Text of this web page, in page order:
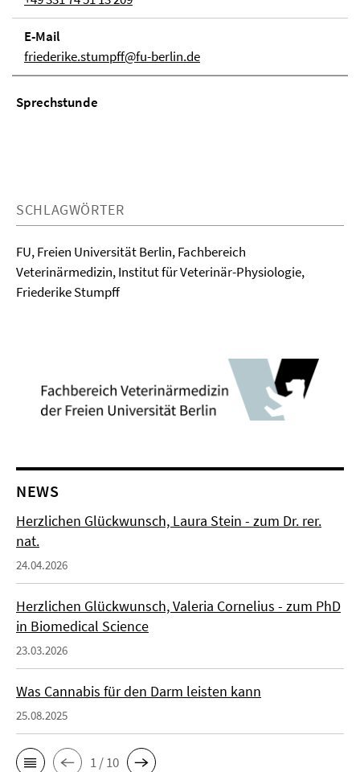
E-Mail
friederike.stumpff@fu-berlin.de
Sprechstunde
SCHLAGWÖRTER
FU, Freien Universität Berlin, Fachbereich
Veterinärmedizin, Institut für Veterinär-Physiologie,
Friederike Stumpff
NEWS
Herzlichen Glückwunsch, Laura Stein - zum Dr. rer.
nat.
24.04.2026
Herzlichen Glückwunsch, Valeria Cornelius - zum PhD
in Biomedical Science
23.03.2026
Was Cannabis für den Darm leisten kann
25.08.2025
1 / 10